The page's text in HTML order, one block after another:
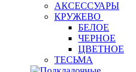
АКСЕССУАРЫ
КРУЖЕВО
БЕЛОЕ
ЧЕРНОЕ
ЦВЕТНОЕ
ТЕСЬМА